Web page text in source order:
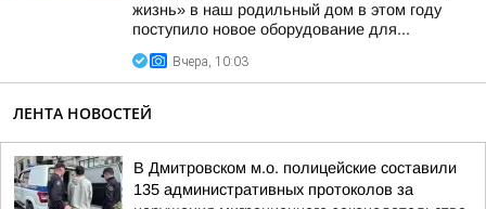
жизнь» в наш родильный дом в этом году
поступило новое оборудование для...
Вчера, 10:03
ЛЕНТА НОВОСТЕЙ
В Дмитровском м.о. полицейские составили
135 административных протоколов за